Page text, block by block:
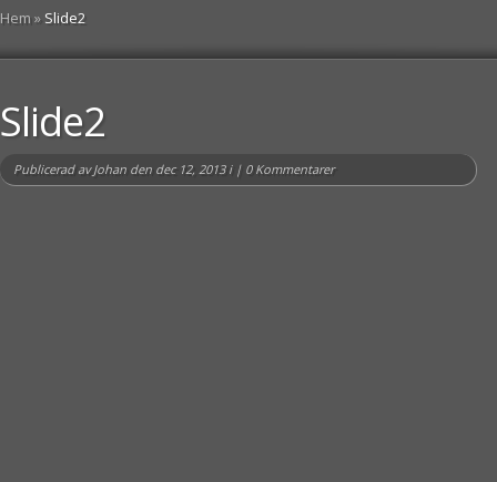
Hem » Slide2
Slide2
Publicerad avJohan den dec 12, 2013 i | 0 Kommentarer